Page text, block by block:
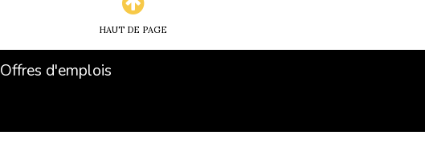
HAUT DE PAGE
Offres d'emplois